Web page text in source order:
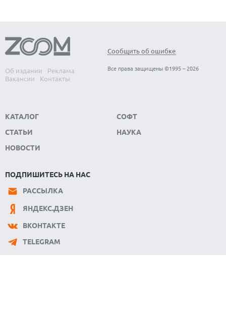
Об издании
Реклама
Вакансии
Контакты
Сообщить об ошибке
Все права защищены ©1995 – 2026
КАТАЛОГ
СТАТЬИ
НОВОСТИ
СОФТ
НАУКА
ПОДПИШИТЕСЬ НА НАС
РАССЫЛКА
ЯНДЕКС.ДЗЕН
ВКОНТАКТЕ
TELEGRAM